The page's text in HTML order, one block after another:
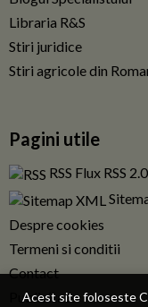
Acest site foloseste
Libraria R&S
Stiri juridice
Stiri agricole din
Pagini utile
RSS Flux RSS 2.0
Despre cookies
Termeni si conditii
Contact
Publicitate